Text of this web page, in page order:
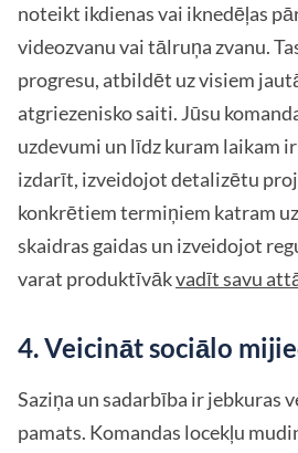
noteikt ikdienas vai iknedēļas
videozvanu vai tālruņa zvanu.
progresu, atbildēt uz visiem
atgriezenisko saiti. Jūsu
uzdevumi un līdz kuram laikam
izdarīt, izveidojot detalizētu
konkrētiem termiņiem katram
skaidras gaidas un izveidojot
varat produktīvākvadīt savu
4. Veicināt sociālo
Saziņa un sadarbība ir jebkuras
pamats. Komandas locekļu